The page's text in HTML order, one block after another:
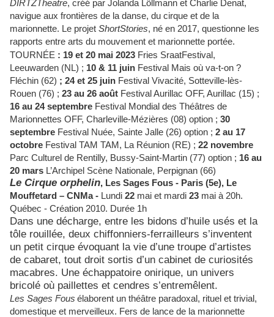
DÍRTZTheatre, créé par Jolanda Löllmann et Charlie Denat,
navigue aux frontières de la danse, du cirque et de la
marionnette. Le projet ShortStories, né en 2017, questionne les
rapports entre arts du mouvement et marionnette portée.
TOURNÉE : 19 et 20 mai 2023 Fries SraatFestival,
Leeuwarden (NL) ; 10 & 11 juin Festival Mais où va-t-on ?
Fléchin (62) ; 24 et 25 juin Festival Vivacité, Sotteville-lès-
Rouen (76) ; 23 au 26 août Festival Aurillac OFF, Aurillac (15) ;
16 au 24 septembre Festival Mondial des Théâtres de
Marionnettes OFF, Charleville-Mézières (08) option ; 30
septembre Festival Nuée, Sainte Jalle (26) option ; 2 au 17
octobre Festival TAM TAM, La Réunion (RE) ; 22 novembre
Parc Culturel de Rentilly, Bussy-Saint-Martin (77) option ; 16 au
20 mars L’Archipel Scène Nationale, Perpignan (66)
Le Cirque orphelin, Les Sages Fous - Paris (5e), Le
Mouffetard – CNMa - Lundi 22 mai et mardi 23 mai à 20h.
Québec - Création 2010. Durée 1h
Dans une décharge, entre les bidons d’huile usés et la
tôle rouillée, deux chiffonniers-ferrailleurs s’inventent
un petit cirque évoquant la vie d’une troupe d’artistes
de cabaret, tout droit sortis d’un cabinet de curiosités
macabres. Une échappatoire onirique, un univers
bricolé où paillettes et cendres s’entremêlent.
Les Sages Fous élaborent un théâtre paradoxal, rituel et trivial,
domestique et merveilleux. Fers de lance de la marionnette